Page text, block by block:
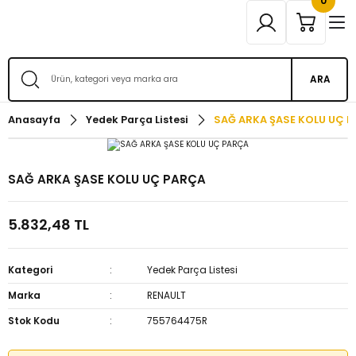
ARA
Anasayfa Yedek Parça Listesi SAĞ ARKA ŞASE KOLU UÇ
SAĞ ARKA ŞASE KOLU UÇ PARÇA
5.832,48 TL
Kategori
Yedek Parça Listesi
Marka
RENAULT
Stok Kodu
755764475R